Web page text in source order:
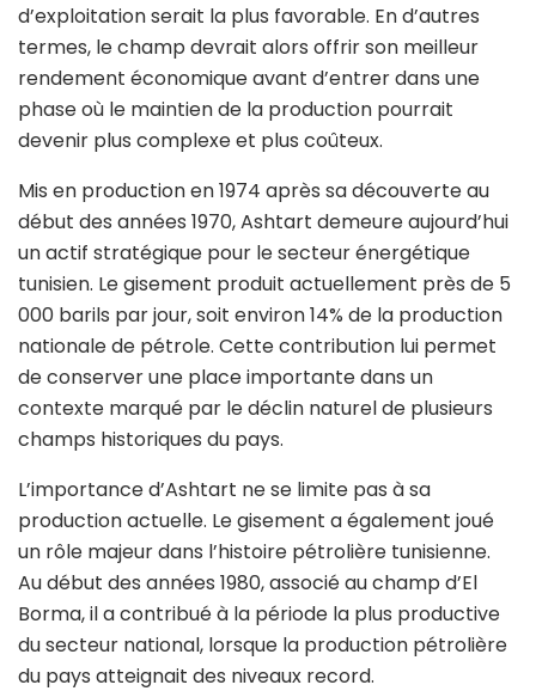
d’exploitation serait la plus favorable. En d’autres
termes, le champ devrait alors offrir son meilleur
rendement économique avant d’entrer dans une
phase où le maintien de la production pourrait
devenir plus complexe et plus coûteux.
Mis en production en 1974 après sa découverte au
début des années 1970, Ashtart demeure aujourd’hui
un actif stratégique pour le secteur énergétique
tunisien. Le gisement produit actuellement près de 5
000 barils par jour, soit environ 14% de la production
nationale de pétrole. Cette contribution lui permet
de conserver une place importante dans un
contexte marqué par le déclin naturel de plusieurs
champs historiques du pays.
L’importance d’Ashtart ne se limite pas à sa
production actuelle. Le gisement a également joué
un rôle majeur dans l’histoire pétrolière tunisienne.
Au début des années 1980, associé au champ d’El
Borma, il a contribué à la période la plus productive
du secteur national, lorsque la production pétrolière
du pays atteignait des niveaux record.